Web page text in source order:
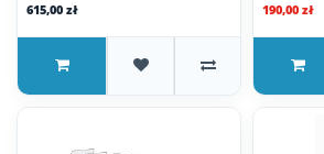
615,00 zł 190,00 zł